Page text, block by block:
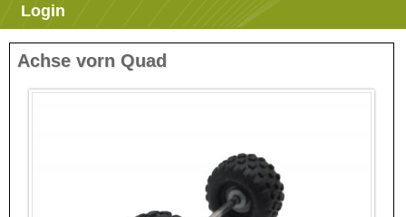
Login
Achse vorn Quad